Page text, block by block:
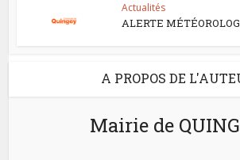
Actualités
ALERTE
A PROPOS DE
Mairie de